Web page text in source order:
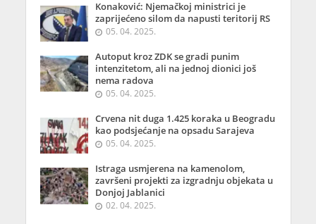
Konaković: Njemačkoj ministrici je
zaprijećeno silom da napusti teritorij RS
05. 04. 2025.
Autoput kroz ZDK se gradi punim
intenzitetom, ali na jednoj dionici još
nema radova
05. 04. 2025.
Crvena nit duga 1.425 koraka u Beogradu
kao podsjećanje na opsadu Sarajeva
05. 04. 2025.
Istraga usmjerena na kamenolom,
završeni projekti za izgradnju objekata u
Donjoj Jablanici
02. 04. 2025.